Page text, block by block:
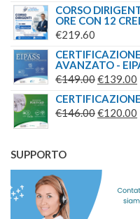
CORSO
ORE CON 12
€219.60
AVANZATO -
€149.00IL
PREZZO
€139.00
€146.00IL
€146.00.
€120.00
SUPPORTO